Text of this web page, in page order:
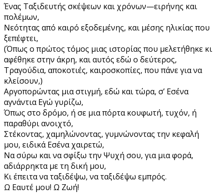
Ένας Ταξιδευτής σκέψεων και χρόνων—ειρήνης και
πολέμων,
Νεότητας από καιρό εξοδεμένης, και μέσης ηλικίας που
ξεπέφτει,
(Όπως ο πρώτος τόμος μιας ιστορίας που μελετήθηκε κι
αφέθηκε στην άκρη, και αυτός εδώ ο δεύτερος,
Τραγούδια, αποκοτιές, καιροσκοπίες, που πάνε για να
κλείσουν,)
Αργοπορώντας μια στιγμή, εδώ και τώρα, σ’ Εσένα
αγνάντια Εγώ γυρίζω,
Όπως στο δρόμο, ή σε μια πόρτα κουφωτή, τυχόν, ή
παραθύρι ανοιχτό,
Στέκοντας, χαμηλώνοντας, γυμνώνοντας την κεφαλή
μου, ειδικά Εσένα χαιρετώ,
Να σύρω και να σφίξω την Ψυχή σου, για μια φορά,
αδιάρρηκτα με τη δική μου,
Κι έπειτα να ταξιδέψω, να ταξιδέψω εμπρός.
Ω Εαυτέ μου! Ω Ζωή!